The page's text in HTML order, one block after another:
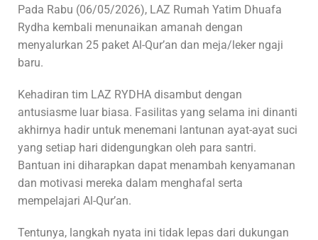
Pada Rabu (06/05/2026), LAZ Rumah Yatim Dhuafa
Rydha kembali menunaikan amanah dengan
menyalurkan 25 paket Al-Qur’an dan meja/leker ngaji
baru.
Kehadiran tim LAZ RYDHA disambut dengan
antusiasme luar biasa. Fasilitas yang selama ini dinanti
akhirnya hadir untuk menemani lantunan ayat-ayat suci
yang setiap hari didengungkan oleh para santri.
Bantuan ini diharapkan dapat menambah kenyamanan
dan motivasi mereka dalam menghafal serta
mempelajari Al-Qur’an.
Tentunya, langkah nyata ini tidak lepas dari dukungan